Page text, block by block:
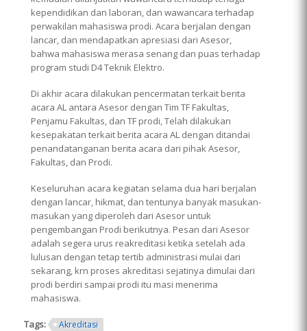
kependidikan dan laboran, dan wawancara terhadap
perwakilan mahasiswa prodi. Acara berjalan dengan
lancar, dan mendapatkan apresiasi dari Asesor,
bahwa mahasiswa merasa senang dan puas terhadap
program studi D4 Teknik Elektro.
Di akhir acara dilakukan pencermatan terkait berita
acara AL antara Asesor dengan Tim TF Fakultas,
Penjamu Fakultas, dan TF prodi, Telah dilakukan
kesepakatan terkait berita acara AL dengan ditandai
penandatanganan berita acara dari pihak Asesor,
Fakultas, dan Prodi.
Keseluruhan acara kegiatan selama dua hari berjalan
dengan lancar, hikmat, dan tentunya banyak masukan-
masukan yang diperoleh dari Asesor untuk
pengembangan Prodi berikutnya. Pesan dari Asesor
adalah segera urus reakreditasi ketika setelah ada
lulusan dengan tetap tertib administrasi mulai dari
sekarang, krn proses akreditasi sejatinya dimulai dari
prodi berdiri sampai prodi itu masi menerima
mahasiswa.
Tags: Akreditasi